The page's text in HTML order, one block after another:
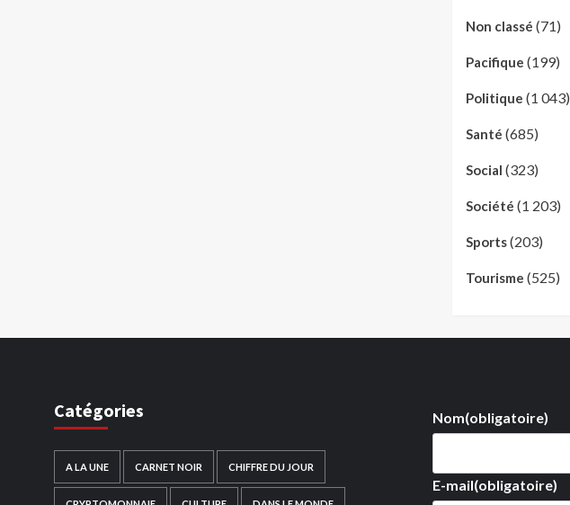
Non classé (71)
Pacifique (199)
Politique (1 043)
Santé (685)
Social (323)
Société (1 203)
Sports(203)
Tourisme (525)
Catégories
A LA UNE CARNET NOIR CHIFFRE DU JOUR
Nom(obligatoire)
E-mail(obligatoire)